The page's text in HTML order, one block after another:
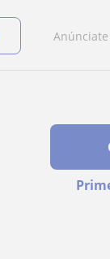
Anúnciate